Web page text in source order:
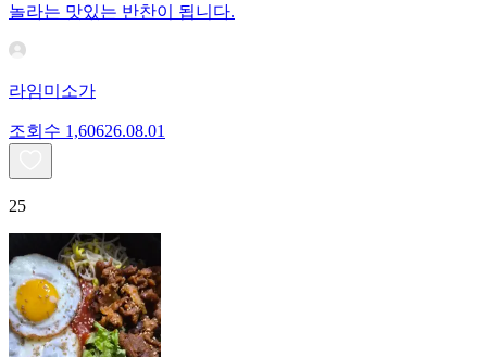
놀라는 맛있는 반찬이 됩니다.
라임미소가
조회수 1,60626.08.01
25